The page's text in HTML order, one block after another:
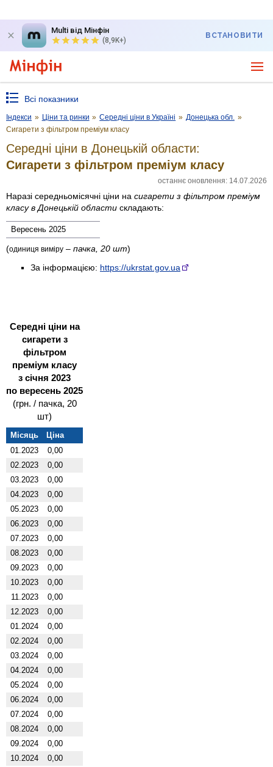
Multi від Мінфін
(8,9K+)
ВСТАНОВИТИ
Всі показники
Індекси » Ціни та ринки » Середні ціни в Україні » Донецька обл. »
Сигарети з фільтром преміум класу
Середні ціни в Донецькій области:
Сигарети з фільтром преміум класу
останнє оновлення: 14.07.2026
Наразі середньомісячні ціни на сигарети з фільтром преміум
класу в Донецькій области складають:
Вересень 2025
(одиниця виміру – пачка, 20 шт)
За інформацією: https://ukrstat.gov.ua
Середні ціни на
сигарети з
фільтром
преміум класу
з січня 2023
по вересень 2025
(грн. / пачка, 20
шт)
Місяць
Ціна
01.2023
0,00
02.2023
0,00
03.2023
0,00
04.2023
0,00
05.2023
0,00
06.2023
0,00
07.2023
0,00
08.2023
0,00
09.2023
0,00
10.2023
0,00
11.2023
0,00
12.2023
0,00
01.2024
0,00
02.2024
0,00
03.2024
0,00
04.2024
0,00
05.2024
0,00
06.2024
0,00
07.2024
0,00
08.2024
0,00
09.2024
0,00
10.2024
0,00